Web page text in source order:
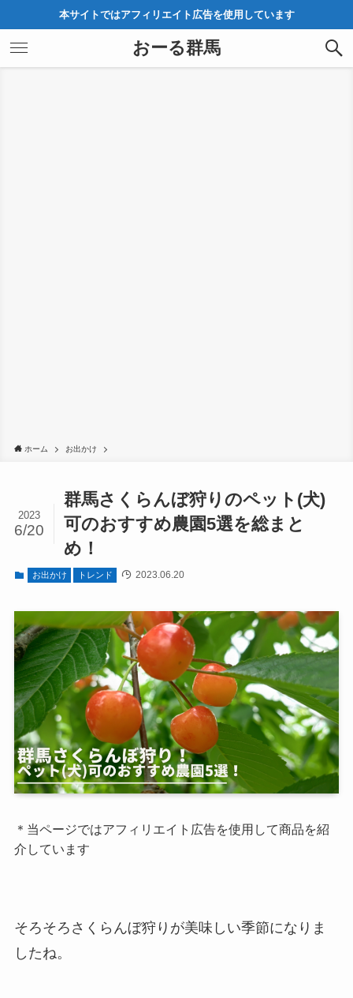
本サイトではアフィリエイト広告を使用しています
おーる群馬
ホーム お出かけ
群馬さくらんぼ狩りのペット(犬)
可のおすすめ農園5選を総まと
め！
2023
6/20
お出かけ トレンド 2023.06.20
＊当ページではアフィリエイト広告を使用して商品を紹
介しています
そろそろさくらんぼ狩りが美味しい季節になりま
したね。